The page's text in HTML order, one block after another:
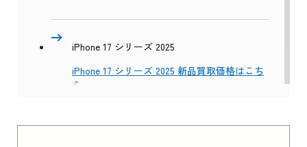
iPhone 17 シリーズ 2025
iPhone 17 シリーズ 2025 新品買取価格はこち
ら